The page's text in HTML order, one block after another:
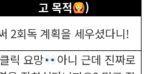
고 목적
)
2회독 계획을 세우셨다니!
클릭 요망
아니 근데 진짜로